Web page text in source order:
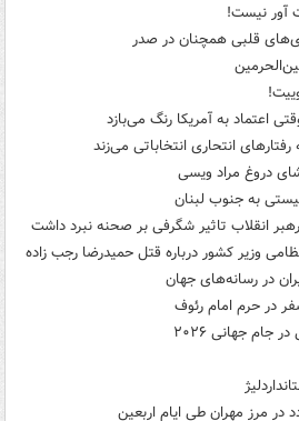
آور نیست!
قلبی همچنان در صدر
اعتماد به آمریکا رنگ می‌بازد
انتحاری انتخاباتی می‌زند
دروغ مراد ویسی
به جنوب لبنان
انقلاب تاثیر شگرفی بر صحنه نبرد داشت
وزیر کشور درباره قتل حمیدرضا رجب زاده
در رسانه‌های جهان
در حرم امام رئوف
جهانی ۲۰۲۶